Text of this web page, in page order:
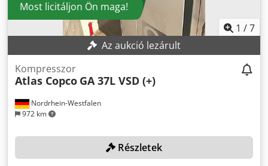
Most licitáljon Ön maga!
1 /7
Az aukció lezárult
Nordrhein-Westfalen
972 km
Kompresszor
Atlas Copco GA 37L VSD (+)
Részletek